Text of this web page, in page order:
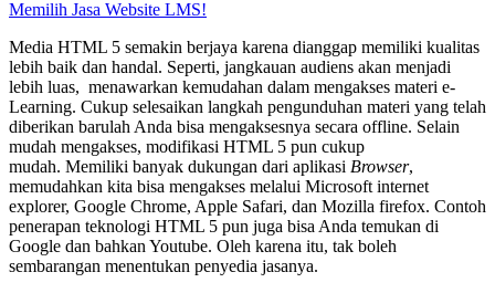
Memilih Jasa Website LMS!
Media HTML 5 semakin berjaya karena dianggap memiliki kualitas
lebih baik dan handal. Seperti, jangkauan audiens akan menjadi
lebih luas, menawarkan kemudahan dalam mengakses materi e-
Learning. Cukup selesaikan langkah pengunduhan materi yang telah
diberikan barulah Anda bisa mengaksesnya secara offline. Selain
mudah mengakses, modifikasi HTML 5 pun cukup
mudah. Memiliki banyak dukungan dari aplikasi Browser,
memudahkan kita bisa mengakses melalui Microsoft internet
explorer, Google Chrome, Apple Safari, dan Mozilla firefox. Contoh
penerapan teknologi HTML 5 pun juga bisa Anda temukan di
Google dan bahkan Youtube. Oleh karena itu, tak boleh
sembarangan menentukan penyedia jasanya.